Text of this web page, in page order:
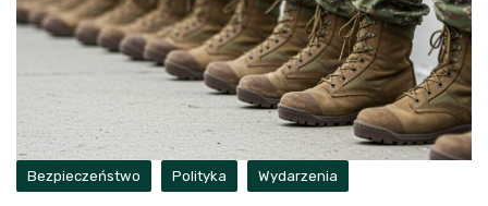
Bezpieczeństwo Polityka Wydarzenia